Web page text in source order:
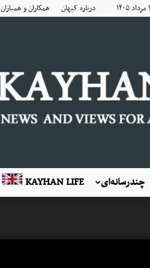
درباره کیهان همکاران و همیاران
KAYHAN LIFE چندرسانه‌ای